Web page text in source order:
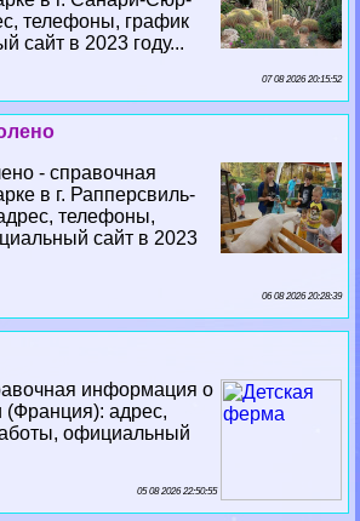
телефоны, график
сайт в 2023 году...
07 08 2026 20:15:52
- справочная
в г. Рапперсвиль-
телефоны,
сайт в 2023
06 08 2026 20:28:39
информация о
(Франция): адрес,
официальный
05 08 2026 22:50:55